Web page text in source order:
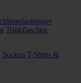
Trinkflaschen
Socken T-Shirts &